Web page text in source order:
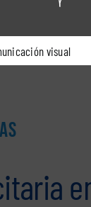
visual